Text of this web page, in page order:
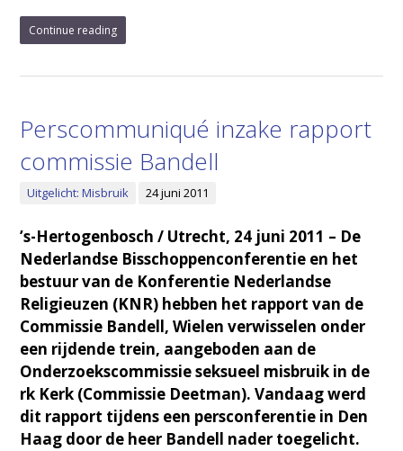
Continue reading
Perscommuniqué inzake rapport
commissie Bandell
Uitgelicht: Misbruik 24 juni 2011
’s-Hertogenbosch / Utrecht, 24 juni 2011 – De
Nederlandse Bisschoppenconferentie en het
bestuur van de Konferentie Nederlandse
Religieuzen (KNR) hebben het rapport van de
Commissie Bandell, Wielen verwisselen onder
een rijdende trein, aangeboden aan de
Onderzoekscommissie seksueel misbruik in de
rk Kerk (Commissie Deetman). Vandaag werd
dit rapport tijdens een persconferentie in Den
Haag door de heer Bandell nader toegelicht.